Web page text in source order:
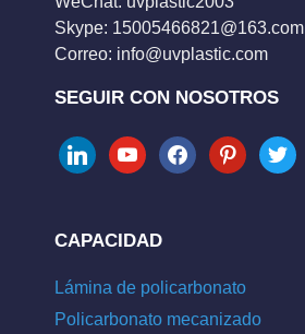
Skype: 15005466821@163.com
Correo: info@uvplastic.com
SEGUIR CON NOSOTROS
linkedinyoutubefacebookpinteresttwitter
CAPACIDAD
Lámina de policarbonato
Policarbonato mecanizado